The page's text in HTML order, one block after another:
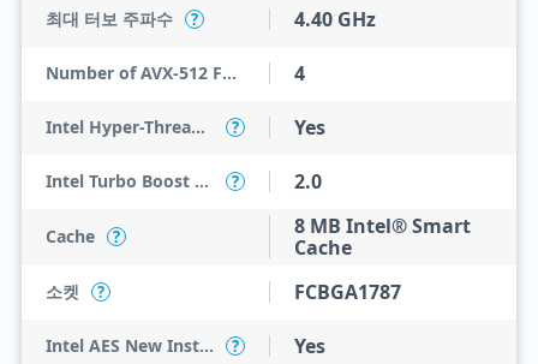
최대 터보 주파수 ? 4.40 GHz
Number of AVX-512 FMA Units 4
Intel Hyper-Threading Technology ? Yes
Intel Turbo Boost Technology ? 2.0
Cache ?
8 MB Intel® Smart
Cache
소켓 ? FCBGA1787
Intel AES New Instructions ? Yes